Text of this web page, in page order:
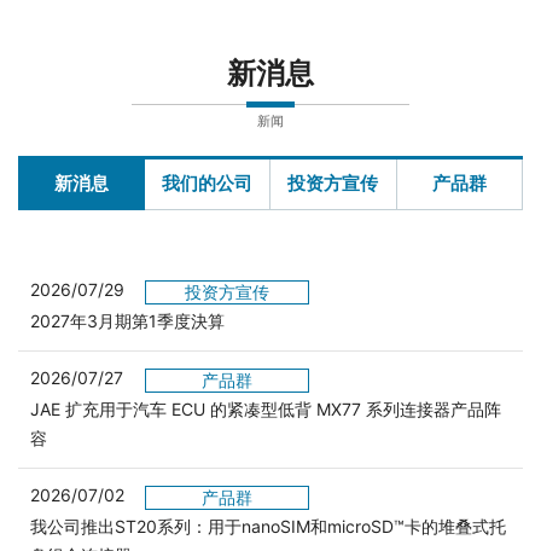
新消息
新闻
新消息 我们的公司 投资方宣传 产品群
2026/07/29
投资方宣传
2027年3月期第1季度決算
2026/07/27
产品群
JAE 扩充用于汽车 ECU 的紧凑型低背 MX77 系列连接器产品阵
容
2026/07/02
产品群
我公司推出ST20系列：用于nanoSIM和microSD™卡的堆叠式托